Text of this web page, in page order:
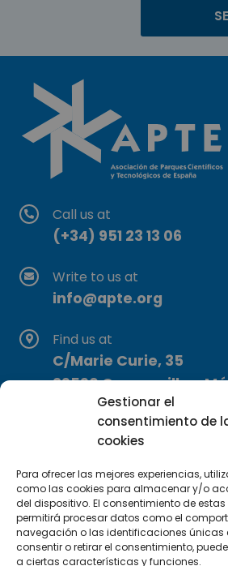
Gestionar el
consentimiento de
cookies
Para ofrecer las mejores experiencias,
como las cookies para almacenar y/o
del dispositivo. El consentimiento de
permitirá procesar datos como el
navegación o las identificaciones únicas
consentir o retirar el consentimiento,
a ciertas características y funciones.
Call us at
(+34) 951 23 13 06
Write to us at
info@apte.org
Find us at
C/Marie Curie, 35
29590 Campanillas,
Subscribe to our
SUBSCRIBE